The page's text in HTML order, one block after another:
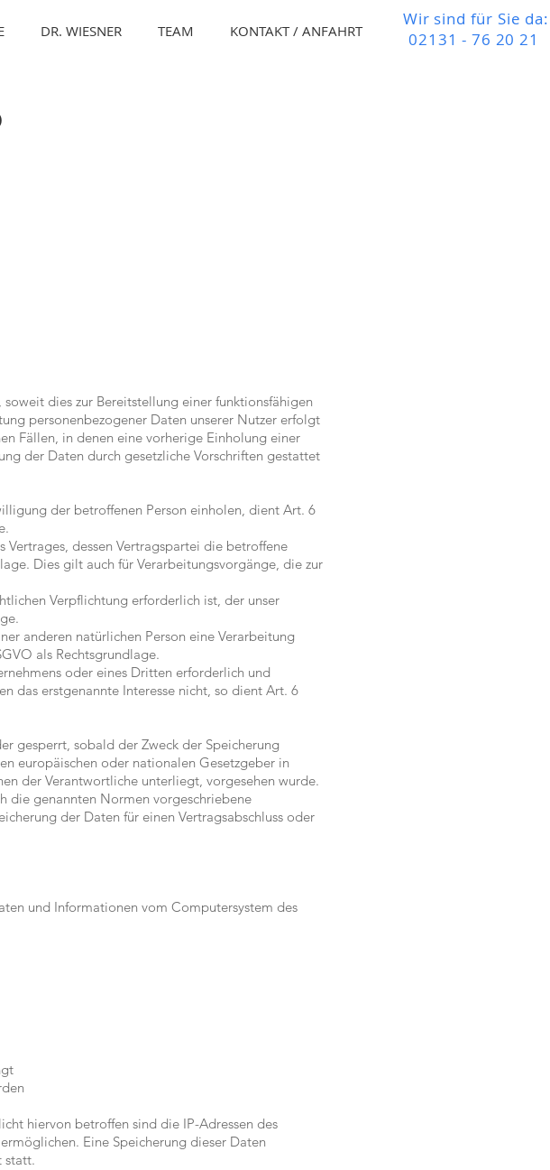
Wir sind für Sie da:
02131 - 76 20 21
DR. WIESNER TEAM KONTAKT / ANFAHRT
dies zur Bereitstellung einer funktionsfähigen
personenbezogener Daten unserer Nutzer erfolgt
Fällen, in denen eine vorherige Einholung einer
der Daten durch gesetzliche Vorschriften gestattet
der betroffenen Person einholen, dient Art. 6
dessen Vertragspartei die betroffene
Dies gilt auch für Verarbeitungsvorgänge, die zur
Verpflichtung erforderlich ist, der unser
anderen natürlichen Person eine Verarbeitung
als Rechtsgrundlage.
oder eines Dritten erforderlich und
das erstgenannte Interesse nicht, so dient Art. 6
gesperrt, sobald der Zweck der Speicherung
europäischen oder nationalen Gesetzgeber in
der Verantwortliche unterliegt, vorgesehen wurde.
die genannten Normen vorgeschriebene
der Daten für einen Vertragsabschluss oder
und Informationen vom Computersystem des
hiervon betroffen sind die IP-Adressen des
Eine Speicherung dieser Daten
statt.